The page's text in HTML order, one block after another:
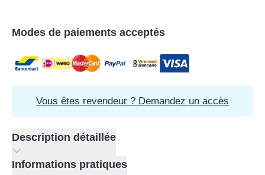
Modes de paiements acceptés
Vous êtes revendeur ? Demandez un accès
Description détaillée
Informations pratiques